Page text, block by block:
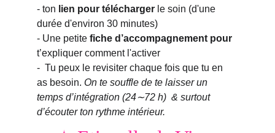
- ton lien pour télécharger le soin (d'une
durée d'environ 30 minutes)
- Une petite fiche d’accompagnement pour
t’expliquer comment l'activer
-  Tu peux le revisiter chaque fois que tu en
as besoin. On te souffle de te laisser un
temps d’intégration (24∼72 h)  & surtout
d’écouter ton rythme intérieur.